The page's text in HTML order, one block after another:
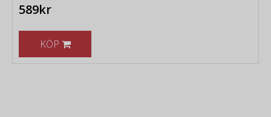
589kr
KÖP